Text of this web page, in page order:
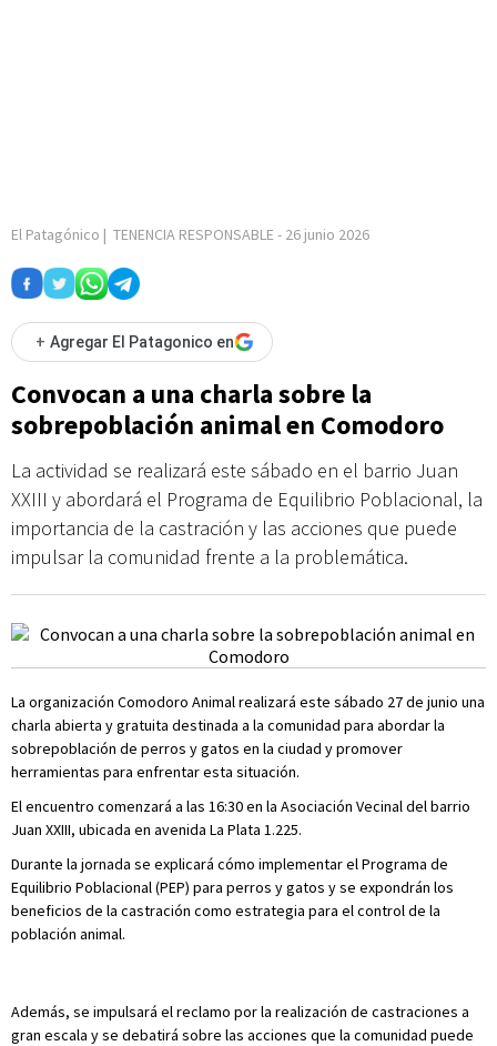
El Patagónico | TENENCIA RESPONSABLE- 26 junio 2026
+ Agregar El Patagonico en
Convocan a una charla sobre la
sobrepoblación animal en Comodoro
La actividad se realizará este sábado en el barrio Juan
XXIII y abordará el Programa de Equilibrio Poblacional, la
importancia de la castración y las acciones que puede
impulsar la comunidad frente a la problemática.
La organización Comodoro Animal realizará este sábado 27 de junio una
charla abierta y gratuita destinada a la comunidad para abordar la
sobrepoblación de perros y gatos en la ciudad y promover
herramientas para enfrentar esta situación.
El encuentro comenzará a las 16:30 en la Asociación Vecinal del barrio
Juan XXIII, ubicada en avenida La Plata 1.225.
Durante la jornada se explicará cómo implementar el Programa de
Equilibrio Poblacional (PEP) para perros y gatos y se expondrán los
beneficios de la castración como estrategia para el control de la
población animal.
Además, se impulsará el reclamo por la realización de castraciones a
gran escala y se debatirá sobre las acciones que la comunidad puede